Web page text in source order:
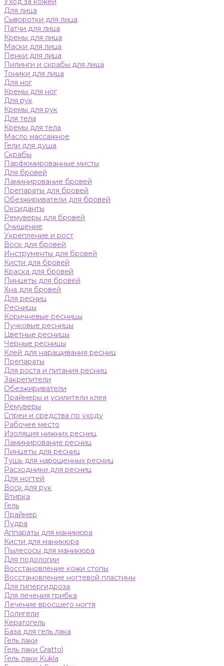
Для лица
Сыворотки для лица
Патчи для лица
Кремы для лица
Маски для лица
Пенки для лица
Пилинги и скрабы для лица
Тоники для лица
Для ног
Кремы для ног
Для рук
Кремы для рук
Для тела
Кремы для тела
Масло массажное
Гели для душа
Скрабы
Парфюмированные мисты
Для бровей
Ламинирование бровей
Препараты для бровей
Обезжириватели для бровей
Оксиданты
Ремуверы для бровей
Очищение
Укрепление и рост
Воск для бровей
Инструменты для бровей
Кисти для бровей
Краска для бровей
Пинцеты для бровей
Хна для бровей
Для ресниц
Ресницы
Коричневые ресницы
Пучковые ресницы
Цветные ресницы
Черные ресницы
Клей для наращивания ресниц
Препараты
Для роста и питания ресниц
Закрепители
Обезжириватели
Праймеры и усилители клея
Ремуверы
Спреи и средства по уходу
Рабочее место
Изоляция нижних ресниц
Ламинирование ресниц
Пинцеты для ресниц
Тушь для нарощенных ресниц
Расходники для ресниц
Для ногтей
Воск для рук
Втирка
Гель
Праймер
Пудра
Аппараты для маникюра
Кисти для маникюра
Пылесосы для маникюра
Для подологии
Восстановление кожи стопы
Восстановление ногтевой пластины
Для гипергидроза
Для лечения грибка
Лечение вросшего ногтя
Полигели
Кератогель
База для гель лака
Гель лаки
Гель лаки Grattol
Гель лаки Kukla